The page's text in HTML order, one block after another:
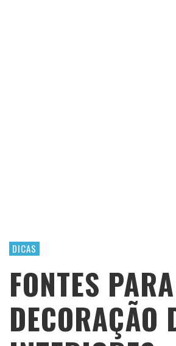
DICAS
FONTES PARA
DECORAÇÃO